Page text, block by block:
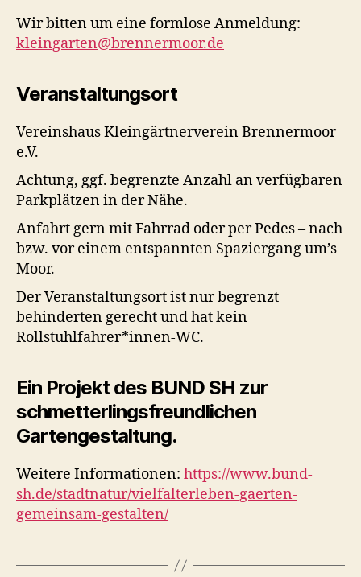
Wir bitten um eine formlose Anmeldung:
kleingarten@brennermoor.de
Veranstaltungsort
Vereinshaus Kleingärtnerverein Brennermoor
e.V.
Achtung, ggf. begrenzte Anzahl an verfügbaren
Parkplätzen in der Nähe.
Anfahrt gern mit Fahrrad oder per Pedes – nach
bzw. vor einem entspannten Spaziergang um’s
Moor.
Der Veranstaltungsort ist nur begrenzt
behinderten gerecht und hat kein
Rollstuhlfahrer*innen-WC.
Ein Projekt des BUND SH zur
schmetterlingsfreundlichen
Gartengestaltung.
Weitere Informationen: https://www.bund-
sh.de/stadtnatur/vielfalterleben-gaerten-
gemeinsam-gestalten/